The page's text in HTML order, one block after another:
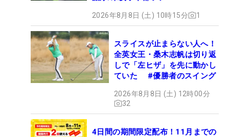
2026年8月8日 (土) 10時15分 1
スライスが止まらない人へ！
全英女王・桑木志帆は切り返
しで「左ヒザ」を先に動かし
ていた #優勝者のスイング
2026年8月8日 (土) 12時00分
32
4日間の期間限定配布！11月までの